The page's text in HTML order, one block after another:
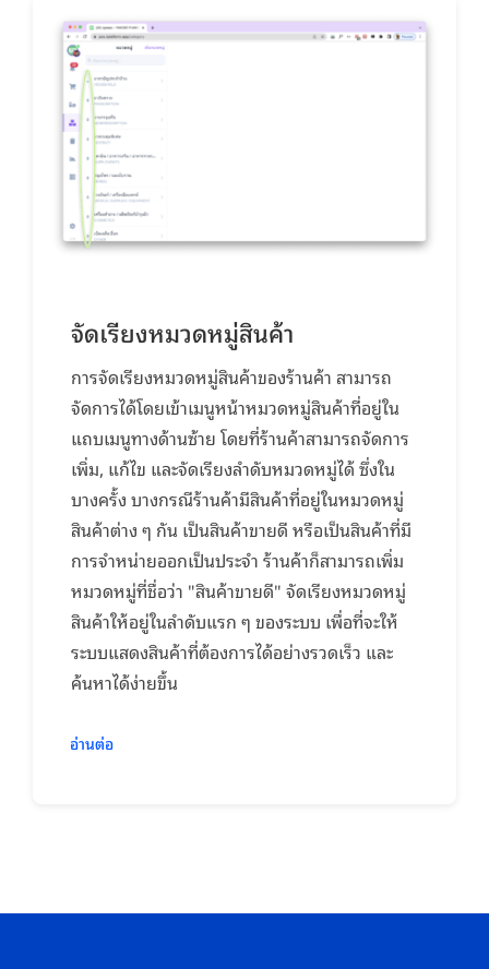
จัดเรียงหมวดหมู่สินค้า
การจัดเรียงหมวดหมู่สินค้าของร้านค้า สามารถ
จัดการได้โดยเข้าเมนูหน้าหมวดหมู่สินค้าที่อยู่ใน
แถบเมนูทางด้านซ้าย โดยที่ร้านค้าสามารถจัดการ
เพิ่ม, แก้ไข และจัดเรียงลำดับหมวดหมู่ได้ ซึ่งใน
บางครั้ง บางกรณีร้านค้ามีสินค้าที่อยู่ในหมวดหมู่
สินค้าต่าง ๆ กัน เป็นสินค้าขายดี หรือเป็นสินค้าที่มี
การจำหน่ายออกเป็นประจำ ร้านค้าก็สามารถเพิ่ม
หมวดหมู่ที่ชื่อว่า "สินค้าขายดี" จัดเรียงหมวดหมู่
สินค้าให้อยู่ในลำดับแรก ๆ ของระบบ เพื่อที่จะให้
ระบบแสดงสินค้าที่ต้องการได้อย่างรวดเร็ว และ
ค้นหาได้ง่ายขึ้น
อ่านต่อ